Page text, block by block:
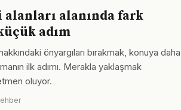
alanında fark
adım
önyargıları bırakmak, konuya daha
ilk adımı. Merakla yaklaşmak
oluyor.